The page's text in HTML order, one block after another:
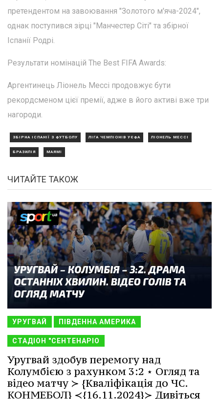
претендентом на завоювання "Золотого м'яча-2024",
однак поступився зірці "Манчестер Сіті" та збірної
Іспанії Родрі.
Результати номінацій The Best FIFA Awards:
Аргентинець Ліонель Мессі продовжує бути
рекордсменом цієї премії, адже в його активі вже три
нагороди.
ЗБІРНА ІСПАНІЇ З ФУТБОЛУ ЛІГА ЧЕМПІОНІВ УЄФА ЛІОНЕЛЬ МЕССІ
БРАЗИЛІЯ МАЯМІ
ЧИТАЙТЕ ТАКОЖ
УРУГВАЙ ПІВДЕННА АМЕРИКА
СТАДІОН "СЕНТЕНАРІО
Уругвай здобув перемогу над
Колумбією з рахунком 3:2 ⋆ Огляд та
відео матчу ≻ {Кваліфікація до ЧС.
КОНМЕБОЛ} ≺{16.11.2024}≻ Дивіться